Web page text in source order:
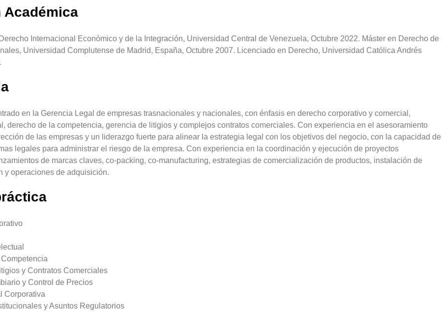
Académica
Internacional Económico y de la Integración, Universidad Central de Venezuela, Octubre 2022. Máster en Derecho de
Universidad Complutense de Madrid, España, Octubre 2007. Licenciado en Derecho, Universidad Católica Andrés
en la Gerencia Legal de empresas trasnacionales y nacionales, con énfasis en derecho corporativo y comercial,
derecho de la competencia, gerencia de litigios y complejos contratos comerciales. Con experiencia en el asesoramiento
de las empresas y un liderazgo fuerte para alinear la estrategia legal con los objetivos del negocio, con la capacidad de
legales para administrar el riesgo de la empresa. Con experiencia en la coordinación y ejecución de proyectos
de marcas claves, co-packing, co-manufacturing, estrategias de comercialización de productos, instalación de
y operaciones de adquisición.
y Contratos Comerciales
y Control de Precios
Corporativa
y Asuntos Regulatorios